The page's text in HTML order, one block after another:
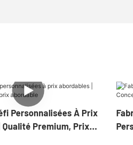
Personnalisées À Prix
Premium, Prix